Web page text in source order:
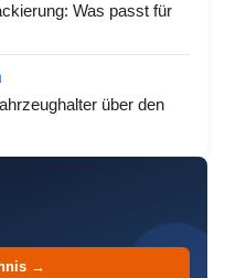
Was passt für
über den
→